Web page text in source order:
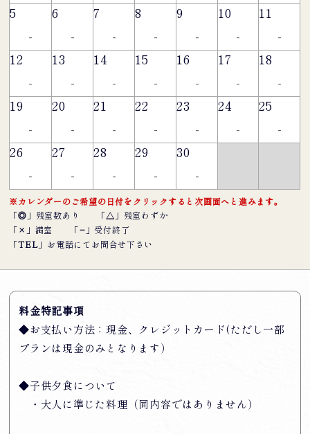
5
-
6
-
7
-
8
-
9
-
10
-
11
-
12
-
13
-
14
-
15
-
16
-
17
-
18
-
19
-
20
-
21
-
22
-
23
-
24
-
25
-
26
-
27
-
28
-
29
-
30
-
※カレンダーのご希望の日付をクリックすると次画面へと進みます。
「◎ 」残室数あり 「 △ 」残室わずか
「 × 」満室 「− 」受付終了
「TEL 」お電話にてお問合せ下さい
料金特記事項
◆お支払い方法：現金、クレジットカード(ただし一部
プランは現金のみとなります）
◆子供夕食について
・大人に準じた料理（同内容ではありません）